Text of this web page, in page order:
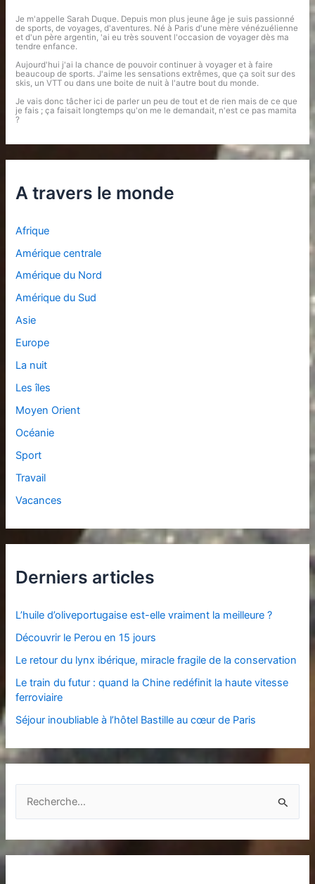
Je m'appelle Sarah Duque. Depuis mon plus jeune âge je suis passionné
de sports, de voyages, d'aventures. Né à Paris d'une mère vénézuélienne
et d'un père argentin, 'ai eu très souvent l'occasion de voyager dès ma
tendre enfance.
Aujourd'hui j'ai la chance de pouvoir continuer à voyager et à faire
beaucoup de sports. J'aime les sensations extrêmes, que ça soit sur des
skis, un VTT ou dans une boite de nuit à l'autre bout du monde.
Je vais donc tâcher ici de parler un peu de tout et de rien mais de ce que
je fais ; ça faisait longtemps qu'on me le demandait, n'est ce pas mamita
?
A travers le monde
Afrique
Amérique centrale
Amérique du Nord
Amérique du Sud
Asie
Europe
La nuit
Les îles
Moyen Orient
Océanie
Sport
Travail
Vacances
Derniers articles
L’huile d’oliveportugaise est-elle vraiment la meilleure ?
Découvrir le Perou en 15 jours
Le retour du lynx ibérique, miracle fragile de la conservation
Le train du futur : quand la Chine redéfinit la haute vitesse
ferroviaire
Séjour inoubliable à l’hôtel Bastille au cœur de Paris
h